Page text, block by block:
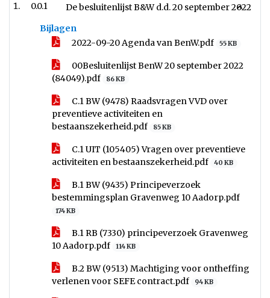
0.0.1
De besluitenlijst B&W d.d. 20 september 2022
Bijlagen
2022-09-20 Agenda van BenW.pdf
55 KB
00Besluitenlijst BenW 20 september 2022
(84049).pdf
86 KB
C.1 BW (9478) Raadsvragen VVD over
preventieve activiteiten en
bestaanszekerheid.pdf
85 KB
C.1 UIT (105405) Vragen over preventieve
activiteiten en bestaanszekerheid.pdf
40 KB
B.1 BW (9435) Principeverzoek
bestemmingsplan Gravenweg 10 Aadorp.pdf
174 KB
B.1 RB (7330) principeverzoek Gravenweg
10 Aadorp.pdf
114 KB
B.2 BW (9513) Machtiging voor ontheffing
verlenen voor SEFE contract.pdf
94 KB